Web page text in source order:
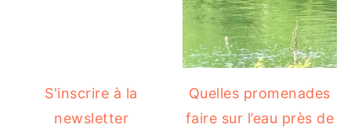
S'inscrire à la
newsletter
Quelles promenades
faire sur l’eau près de